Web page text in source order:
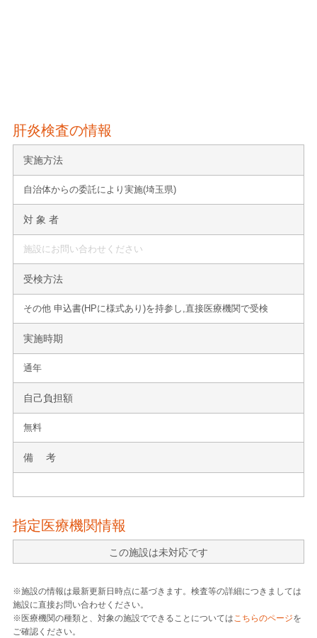
肝炎検査の情報
実施方法
自治体からの委託により実施(埼玉県)
対 象 者
施設にお問い合わせください
受検方法
その他 申込書(HPに様式あり)を持参し,直接医療機関で受検
実施時期
通年
自己負担額
無料
備 考
指定医療機関情報
この施設は未対応です
※施設の情報は最新更新日時点に基づきます。検査等の詳細につきましては
施設に直接お問い合わせください。
※医療機関の種類と、対象の施設でできることについてはこちらのページを
ご確認ください。